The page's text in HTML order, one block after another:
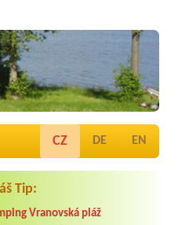
CZ DE EN
Tip:
Vranovská pláž